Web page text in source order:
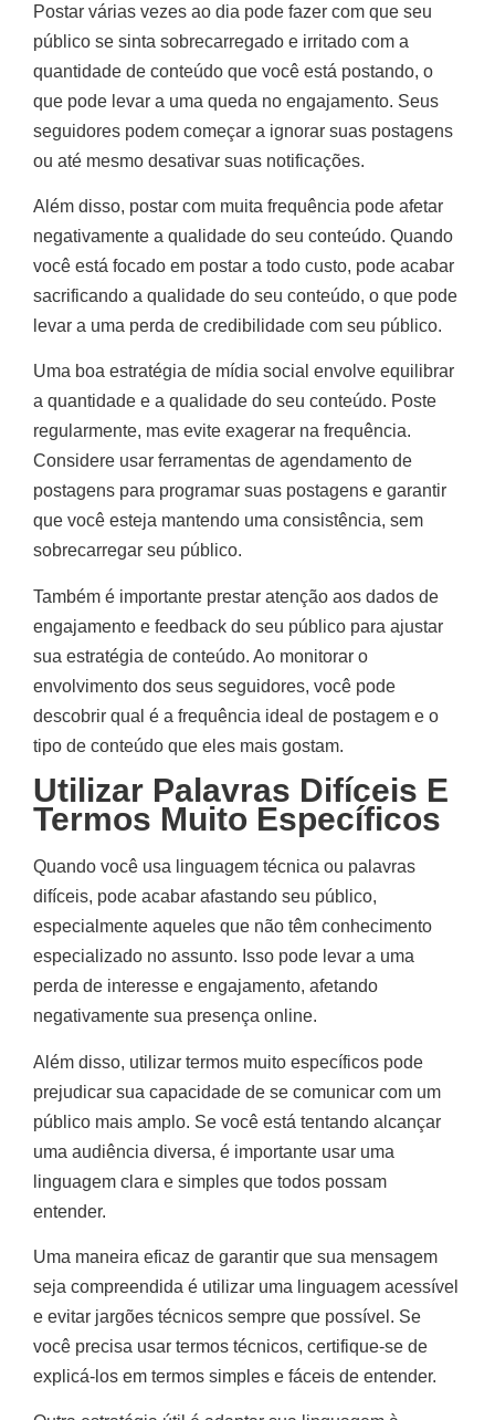
Postar várias vezes ao dia pode fazer com que seu
público se sinta sobrecarregado e irritado com a
quantidade de conteúdo que você está postando, o
que pode levar a uma queda no engajamento. Seus
seguidores podem começar a ignorar suas postagens
ou até mesmo desativar suas notificações.
Além disso, postar com muita frequência pode afetar
negativamente a qualidade do seu conteúdo. Quando
você está focado em postar a todo custo, pode acabar
sacrificando a qualidade do seu conteúdo, o que pode
levar a uma perda de credibilidade com seu público.
Uma boa estratégia de mídia social envolve equilibrar
a quantidade e a qualidade do seu conteúdo. Poste
regularmente, mas evite exagerar na frequência.
Considere usar ferramentas de agendamento de
postagens para programar suas postagens e garantir
que você esteja mantendo uma consistência, sem
sobrecarregar seu público.
Também é importante prestar atenção aos dados de
engajamento e feedback do seu público para ajustar
sua estratégia de conteúdo. Ao monitorar o
envolvimento dos seus seguidores, você pode
descobrir qual é a frequência ideal de postagem e o
tipo de conteúdo que eles mais gostam.
Utilizar Palavras Difíceis E
Termos Muito Específicos
Quando você usa linguagem técnica ou palavras
difíceis, pode acabar afastando seu público,
especialmente aqueles que não têm conhecimento
especializado no assunto. Isso pode levar a uma
perda de interesse e engajamento, afetando
negativamente sua presença online.
Além disso, utilizar termos muito específicos pode
prejudicar sua capacidade de se comunicar com um
público mais amplo. Se você está tentando alcançar
uma audiência diversa, é importante usar uma
linguagem clara e simples que todos possam
entender.
Uma maneira eficaz de garantir que sua mensagem
seja compreendida é utilizar uma linguagem acessível
e evitar jargões técnicos sempre que possível. Se
você precisa usar termos técnicos, certifique-se de
explicá-los em termos simples e fáceis de entender.